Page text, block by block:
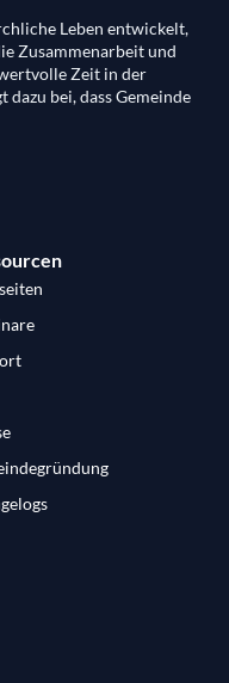
Leben entwickelt,
Zusammenarbeit und
Zeit in der
bei, dass Gemeinde